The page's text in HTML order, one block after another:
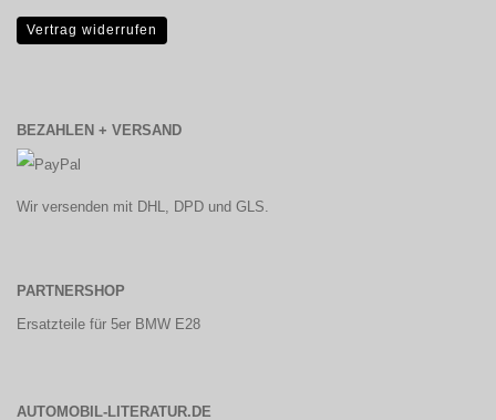
Vertrag widerrufen
BEZAHLEN + VERSAND
Wir versenden mit DHL, DPD und GLS.
PARTNERSHOP
Ersatzteile für 5er BMW E28
AUTOMOBIL-LITERATUR.DE